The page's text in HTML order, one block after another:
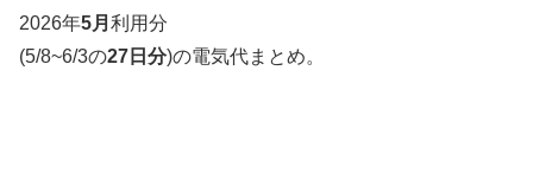
2026年5月 利用分
(5/8~6/3の27日分)の電気代まとめ。